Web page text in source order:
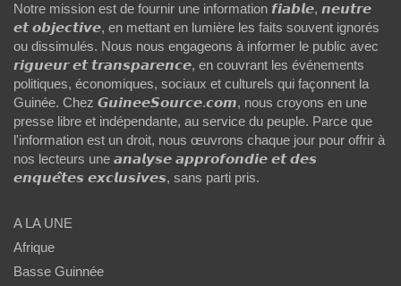
Notre mission est de fournir une information 𝙛𝙞𝙖𝙗𝙡𝙚, 𝙣𝙚𝙪𝙩𝙧𝙚
𝙚𝙩 𝙤𝙗𝙟𝙚𝙘𝙩𝙞𝙫𝙚, en mettant en lumière les faits souvent ignorés
ou dissimulés. Nous nous engageons à informer le public avec
𝙧𝙞𝙜𝙪𝙚𝙪𝙧 𝙚𝙩 𝙩𝙧𝙖𝙣𝙨𝙥𝙖𝙧𝙚𝙣𝙘𝙚, en couvrant les événements
politiques, économiques, sociaux et culturels qui façonnent la
Guinée. Chez 𝙂𝙪𝙞𝙣𝙚𝙚𝙎𝙤𝙪𝙧𝙘𝙚.𝙘𝙤𝙢, nous croyons en une
presse libre et indépendante, au service du peuple. Parce que
l'information est un droit, nous œuvrons chaque jour pour offrir à
nos lecteurs une 𝙖𝙣𝙖𝙡𝙮𝙨𝙚 𝙖𝙥𝙥𝙧𝙤𝙛𝙤𝙣𝙙𝙞𝙚 𝙚𝙩 𝙙𝙚𝙨
𝙚𝙣𝙦𝙪𝙚̂𝙩𝙚𝙨 𝙚𝙭𝙘𝙡𝙪𝙨𝙞𝙫𝙚𝙨, sans parti pris.
A LA UNE
Afrique
Basse Guinnée